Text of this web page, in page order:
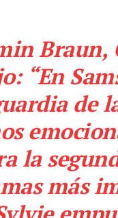
Braun,
“En
de
la
más